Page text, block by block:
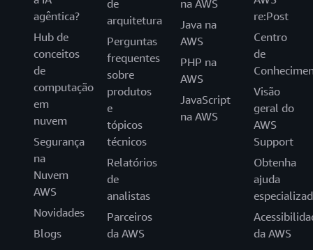
agêntica?
Hub de
conceitos
de
computação
em
nuvem
Segurança
na
Nuvem
AWS
Novidades
Blogs
de
arquitetura
Perguntas
frequentes
sobre
produtos
e
tópicos
técnicos
Relatórios
de
analistas
Parceiros
da AWS
na AWS
Java na
AWS
PHP na
AWS
JavaScript
na AWS
re:Post
Centro
de
Visão
geral do
AWS
Support
Obtenha
ajuda
da AWS